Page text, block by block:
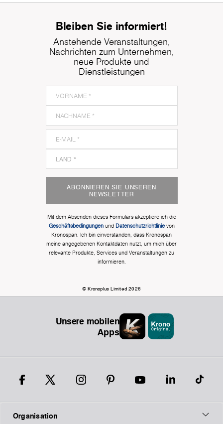
Bleiben Sie informiert!
Anstehende Veranstaltungen,
Nachrichten zum Unternehmen,
neue Produkte und
Dienstleistungen
ABONNIEREN SIE UNSEREN
NEWSLETTER
Mit dem Absenden dieses Formulars akzeptiere ich die
Geschäftsbedingungenund Datenschutzrichtlinievon
Kronospan. Ich bin einverstanden, dass Kronospan
meine angegebenen Kontaktdaten nutzt, um mich über
relevante Produkte, Services und Veranstaltungen zu
informieren.
© Kronoplus Limited 2026
Unsere mobilen
Apps
Organisation